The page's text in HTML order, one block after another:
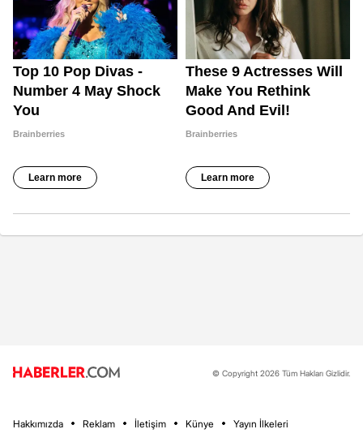
© Copyright 2026 Tüm Hakları Gizlidir.
Hakkımızda Reklam İletişim Künye Yayın İlkeleri